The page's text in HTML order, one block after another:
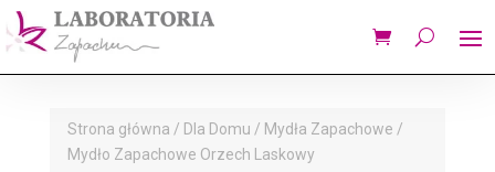
Strona główna / Dla Domu / Mydła Zapachowe /
Mydło Zapachowe Orzech Laskowy